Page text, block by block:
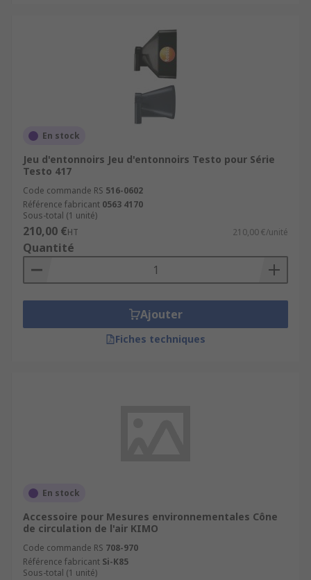
En stock
Jeu d'entonnoirs Jeu d'entonnoirs Testo pour Série
Testo 417
Code commande RS 516-0602
Référence fabricant 0563 4170
Sous-total (1 unité)
210,00 €HT 210,00 €/unité
Quantité
Ajouter
Fiches techniques
En stock
Accessoire pour Mesures environnementales Cône
de circulation de l'air KIMO
Code commande RS 708-970
Référence fabricant Si-K85
Sous-total (1 unité)